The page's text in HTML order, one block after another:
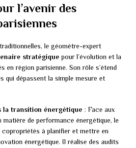
l’avenir des
le géomètre-expert
stratégique pour l’évolution et la
en région parisienne. Son rôle s’étend
qui dépassent la simple mesure et
la transition énergétique : Face aux
de performance énergétique, le
à planifier et mettre en
énergétique. Il réalise des audits